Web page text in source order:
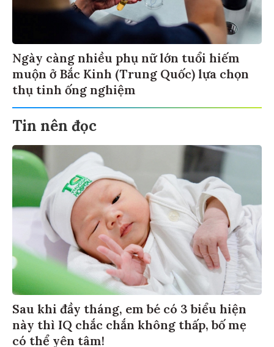
Ngày càng nhiều phụ nữ lớn tuổi hiếm
muộn ở Bắc Kinh (Trung Quốc) lựa chọn
thụ tinh ống nghiệm
Tin nên đọc
Sau khi đầy tháng, em bé có 3 biểu hiện
này thì IQ chắc chắn không thấp, bố mẹ
có thể yên tâm!